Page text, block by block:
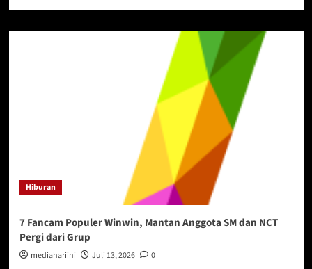
Hiburan
7 Fancam Populer Winwin, Mantan Anggota SM dan NCT
Pergi dari Grup
mediahariini Juli 13, 2026 0